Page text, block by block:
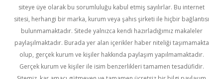
siteye üye olarak bu sorumluluğu kabul etmiş sayılırlar. Bu internet
sitesi, herhangi bir marka, kurum veya şahıs şirketi ile hiçbir bağlantısı
bulunmamaktadır. Sitede yalnızca kendi hazırladığımız makaleler
paylaşılmaktadır. Burada yer alan içerikler haber niteliği taşımamakta
olup, gerçek kurum ve kişiler hakkında paylaşım yapılmamaktadır.
Gerçek kurum ve kişiler ile isim benzerlikleri tamamen tesadüfidir.